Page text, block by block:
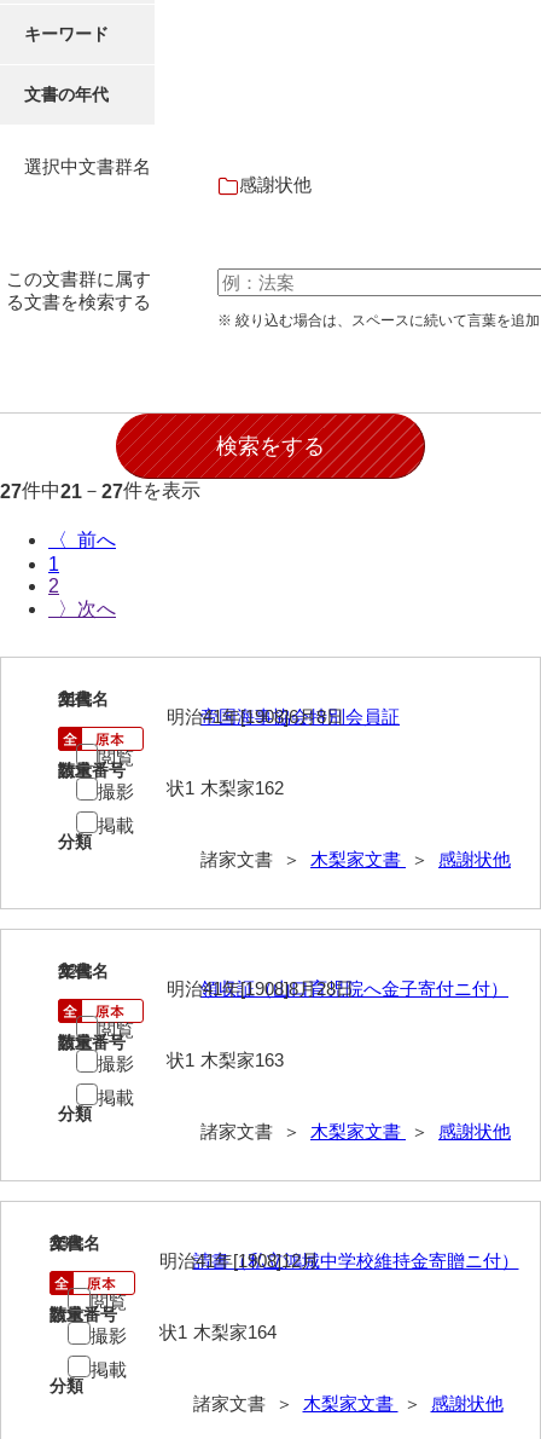
池田邦夫所蔵文書
石川家文書
石川卓美文庫
石田家文書（山口市）
和泉家文書
一宝家文書
伊藤家文書（須佐町）
井上家文書（宇部市）
井上家文書（大和町）
井上家文書（防府市）
井上勉家文書（大和町）
井原家文書
今井家文書
キーワード
文書の年代
選択中文書群名
感謝状他
この文書群に属す
る文書を検索する
※ 絞り込む場合は、スペースに続いて言葉を追
27件中21 － 27件を表示
〈
1
2
〉
21
文書名
帝国海事協会特別会員証
請求番号
木梨家162
分類
諸家文書 ＞ 木梨家文書 ＞ 感謝状他
年代
明治41年[1908]6月8日
数量
状1
閲覧
撮影
掲載
22
文書名
領収証（山口育児院へ金子寄付ニ付）
請求番号
木梨家163
分類
諸家文書 ＞ 木梨家文書 ＞ 感謝状他
年代
明治41年[1908]8月28日
数量
状1
閲覧
撮影
掲載
23
文書名
請書（私立鴻城中学校維持金寄贈ニ付）
請求番号
木梨家164
分類
諸家文書 ＞ 木梨家文書 ＞ 感謝状他
年代
明治41年[1908]12月
数量
状1
閲覧
撮影
掲載